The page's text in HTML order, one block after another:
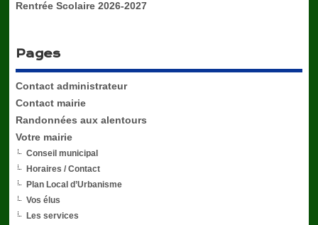
Rentrée Scolaire 2026-2027
Pages
Contact administrateur
Contact mairie
Randonnées aux alentours
Votre mairie
Conseil municipal
Horaires / Contact
Plan Local d’Urbanisme
Vos élus
Les services